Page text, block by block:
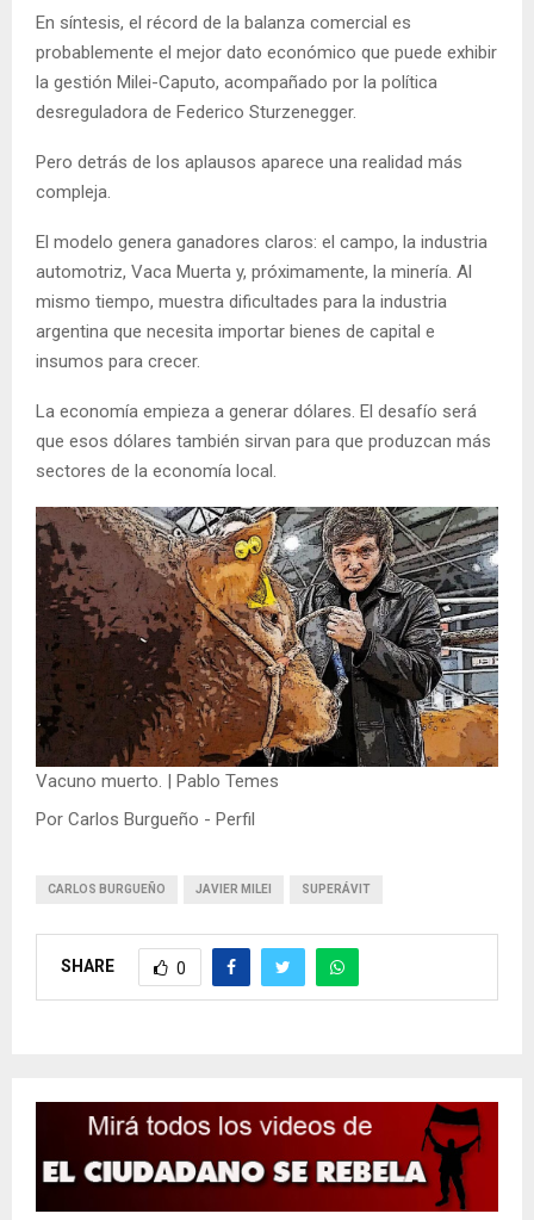
En síntesis, el récord de la balanza comercial es
probablemente el mejor dato económico que puede exhibir
la gestión Milei-Caputo, acompañado por la política
desreguladora de Federico Sturzenegger.
Pero detrás de los aplausos aparece una realidad más
compleja.
El modelo genera ganadores claros: el campo, la industria
automotriz, Vaca Muerta y, próximamente, la minería. Al
mismo tiempo, muestra dificultades para la industria
argentina que necesita importar bienes de capital e
insumos para crecer.
La economía empieza a generar dólares. El desafío será
que esos dólares también sirvan para que produzcan más
sectores de la economía local.
Vacuno muerto. | Pablo Temes
Por Carlos Burgueño - Perfil
CARLOS BURGUEÑO JAVIER MILEI SUPERÁVIT
SHARE 0